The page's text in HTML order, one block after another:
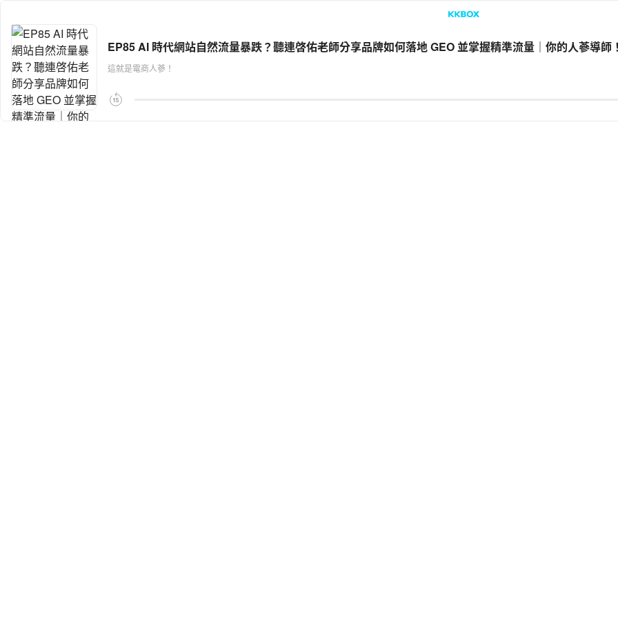
EP85 AI 時代網站自然流量暴跌？聽連啓佑老師分享品牌如何落地 GEO 並掌握精準流量｜你的人蔘導師！
這就是電商人蔘！
LINE Facebook